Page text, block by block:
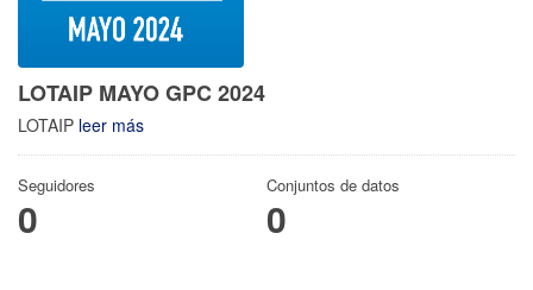
LOTAIP MAYO GPC 2024
LOTAIP leer más
Seguidores
0
Conjuntos de datos
0